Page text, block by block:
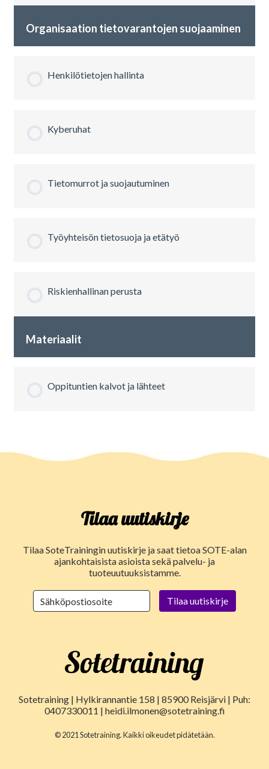
Organisaation tietovarantojen suojaaminen
Henkilötietojen hallinta
Kyberuhat
Tietomurrot ja suojautuminen
Työyhteisön tietosuoja ja etätyö
Riskienhallinan perusta
Materiaalit
Oppituntien kalvot ja lähteet
Tilaa uutiskirje
Tilaa SoteTrainingin uutiskirje ja saat tietoa SOTE-alan
ajankohtaisista asioista sekä palvelu- ja
tuoteuutuuksistamme.
Sotetraining | Hylkirannantie 158 | 85900 Reisjärvi | Puh:
0407330011 | heidi.ilmonen@sotetraining.fi
© 2021 Sotetraining. Kaikki oikeudet pidätetään.